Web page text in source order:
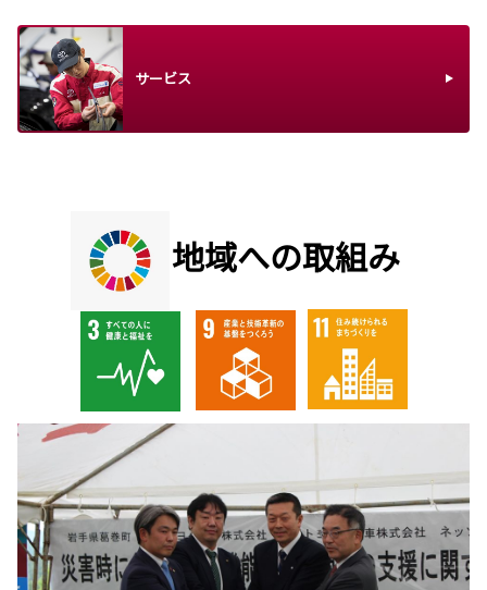
サービス
地域への取組み